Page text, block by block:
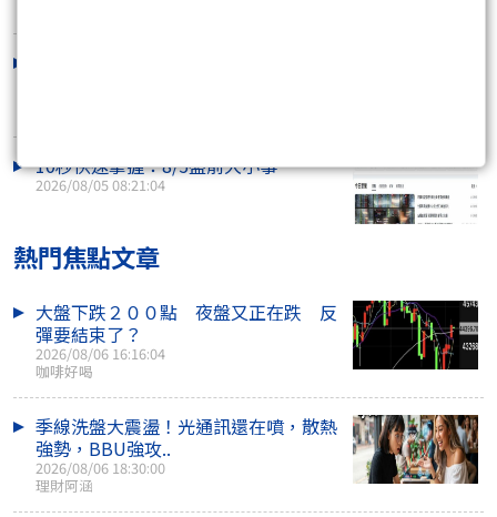
10秒快速掌握：8/5盤前大小事
2026/08/05 08:21:04
熱門焦點文章
大盤下跌２００點 夜盤又正在跌 反
彈要結束了？
2026/08/06 16:16:04
咖啡好喝
季線洗盤大震盪！光通訊還在噴，散熱
強勢，BBU強攻..
2026/08/06 18:30:00
理財阿涵